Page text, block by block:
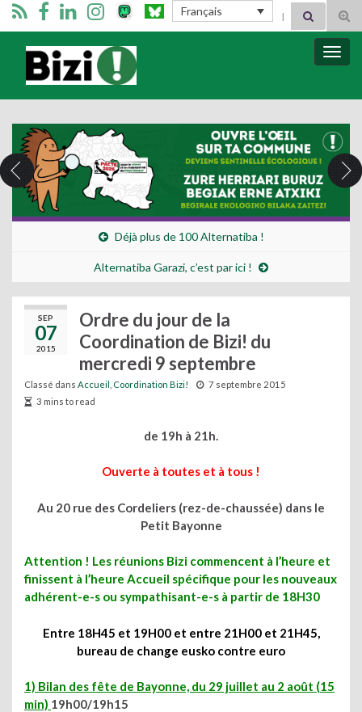
Français Search for:
Bizimugi
Déjà plus de 100 Alternatiba !
Alternatiba Garazi, c’est par ici !
SEP
07
2015
Ordre du jour de la
Coordination de Bizi! du
mercredi 9 septembre
Classé dans Accueil Coordination Bizi!
7 septembre 2015
3 mins to read
de 19h à 21h.
Ouverte à toutes et à tous !
Au 20 rue des Cordeliers (rez-de-chaussée) dans le
Petit Bayonne
Attention ! Les réunions Bizi commencent à l’heure et
finissent à l’heure Accueil spécifique pour les nouveaux
adhérent-e-s ou sympathisant-e-s à partir de 18H30
Entre 18H45 et 19H00 et entre 21H00 et 21H45,
bureau de change eusko contre euro
1) Bilan des fête de Bayonne, du 29 juillet au 2 août (15
min) 19h00/19h15